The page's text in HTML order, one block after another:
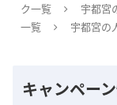
ク一覧
宇都宮
一覧
宇都宮の
キャンペー